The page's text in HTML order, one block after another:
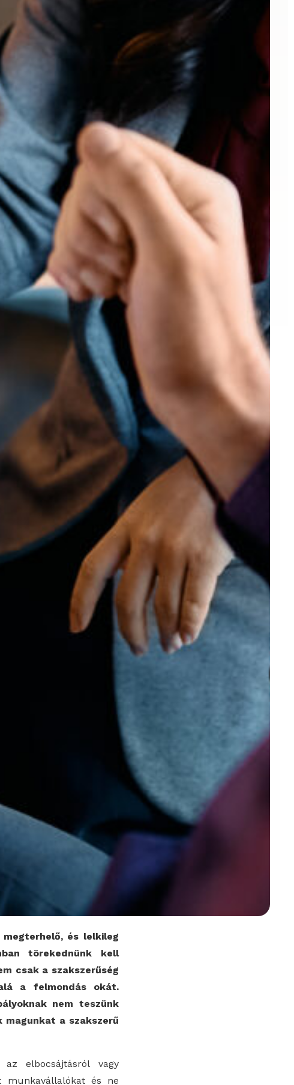
és lelkileg
törekednünk kell
csak a szakszerűség
a felmondás okát.
nem teszünk
magunkat a szakszerű
elbocsájtásról vagy
munkavállalókat és ne